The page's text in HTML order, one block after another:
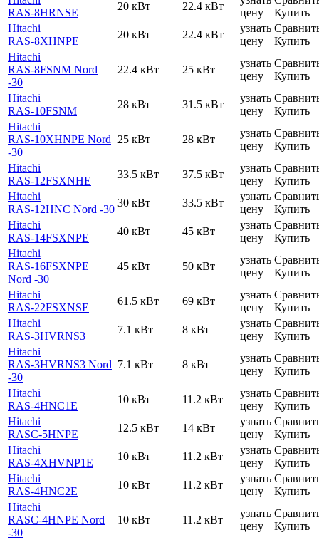
RAS-8HRNSE
20 кВт 22.4 кВт
цену
Купить
Hitachi
RAS-8XHNPE
20 кВт 22.4 кВт
узнать
цену
Купить
Hitachi
RAS-8FSNM Nord
-30
22.4 кВт 25 кВт
узнать
цену
Купить
Hitachi
RAS-10FSNM
28 кВт 31.5 кВт
узнать
цену
Купить
Hitachi
RAS-10XHNPE Nord
-30
25 кВт 28 кВт
узнать
цену
Купить
Hitachi
RAS-12FSXNHE
33.5 кВт 37.5 кВт
узнать
цену
Купить
Hitachi
RAS-12HNC Nord -30
30 кВт 33.5 кВт
узнать
цену
Купить
Hitachi
RAS-14FSXNPE
40 кВт 45 кВт
узнать
цену
Купить
Hitachi
RAS-16FSXNPE
Nord -30
45 кВт 50 кВт
узнать
цену
Купить
Hitachi
RAS-22FSXNSE
61.5 кВт 69 кВт
узнать
цену
Купить
Hitachi
RAS-3HVRNS3
7.1 кВт 8 кВт
узнать
цену
Купить
Hitachi
RAS-3HVRNS3 Nord
-30
7.1 кВт 8 кВт
узнать
цену
Купить
Hitachi
RAS-4HNC1E
10 кВт 11.2 кВт
узнать
цену
Купить
Hitachi
RASC-5HNPE
12.5 кВт 14 кВт
узнать
цену
Купить
Hitachi
RAS-4XHVNP1E
10 кВт 11.2 кВт
узнать
цену
Купить
Hitachi
RAS-4HNC2E
10 кВт 11.2 кВт
узнать
цену
Купить
Hitachi
RASC-4HNPE Nord
-30
10 кВт 11.2 кВт
узнать
цену
Купить